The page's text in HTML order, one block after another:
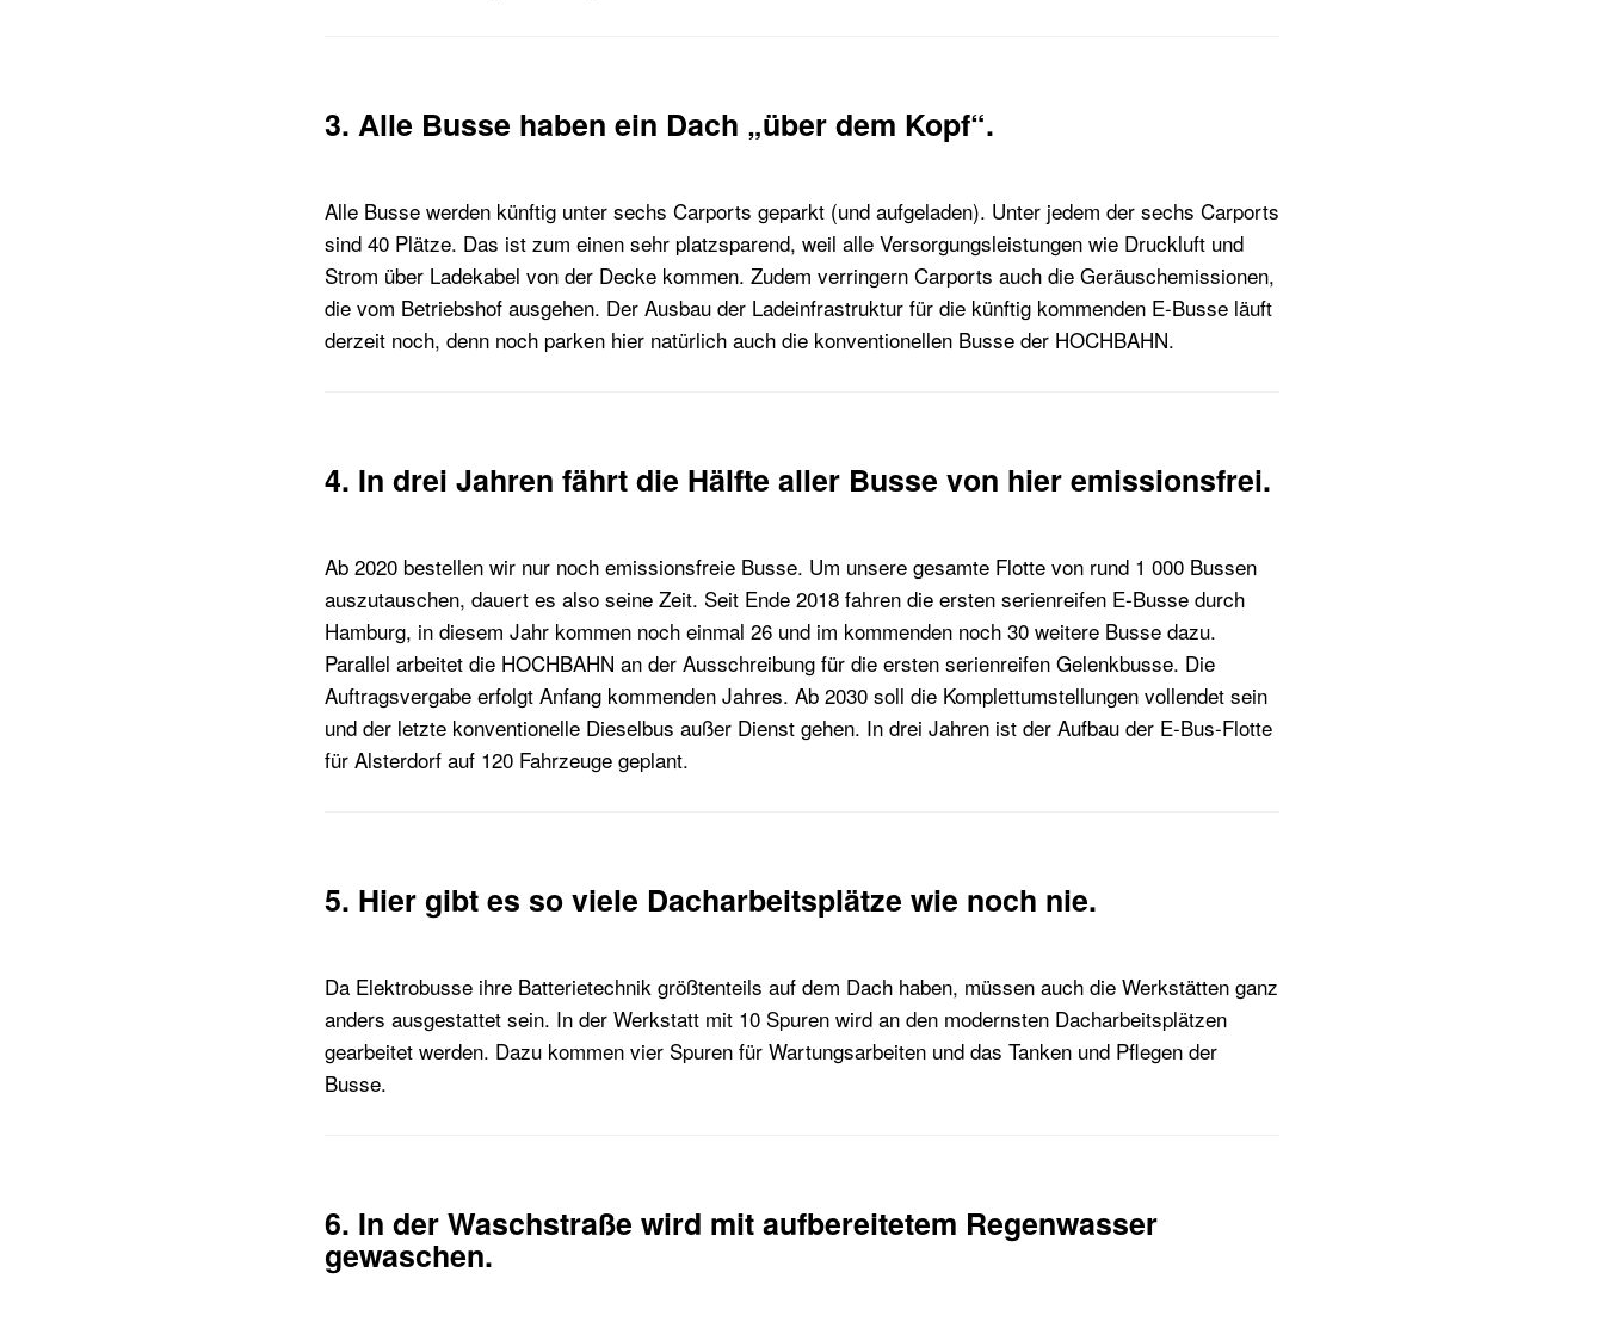
3. Alle Busse haben ein Dach „über dem Kopf“.
Alle Busse werden künftig unter sechs Carports geparkt (und aufgeladen). Unter jedem der sechs Carports
sind 40 Plätze. Das ist zum einen sehr platzsparend, weil alle Versorgungsleistungen wie Druckluft und
Strom über Ladekabel von der Decke kommen. Zudem verringern Carports auch die Geräuschemissionen,
die vom Betriebshof ausgehen. Der Ausbau der Ladeinfrastruktur für die künftig kommenden E-Busse läuft
derzeit noch, denn noch parken hier natürlich auch die konventionellen Busse der HOCHBAHN.
4. In drei Jahren fährt die Hälfte aller Busse von hier emissionsfrei.
Ab 2020 bestellen wir nur noch emissionsfreie Busse. Um unsere gesamte Flotte von rund 1 000 Bussen
auszutauschen, dauert es also seine Zeit. Seit Ende 2018 fahren die ersten serienreifen E-Busse durch
Hamburg, in diesem Jahr kommen noch einmal 26 und im kommenden noch 30 weitere Busse dazu.
Parallel arbeitet die HOCHBAHN an der Ausschreibung für die ersten serienreifen Gelenkbusse. Die
Auftragsvergabe erfolgt Anfang kommenden Jahres. Ab 2030 soll die Komplettumstellungen vollendet sein
und der letzte konventionelle Dieselbus außer Dienst gehen. In drei Jahren ist der Aufbau der E-Bus-Flotte
für Alsterdorf auf 120 Fahrzeuge geplant.
5. Hier gibt es so viele Dacharbeitsplätze wie noch nie.
Da Elektrobusse ihre Batterietechnik größtenteils auf dem Dach haben, müssen auch die Werkstätten ganz
anders ausgestattet sein. In der Werkstatt mit 10 Spuren wird an den modernsten Dacharbeitsplätzen
gearbeitet werden. Dazu kommen vier Spuren für Wartungsarbeiten und das Tanken und Pflegen der
Busse.
6. In der Waschstraße wird mit aufbereitetem Regenwasser
gewaschen.